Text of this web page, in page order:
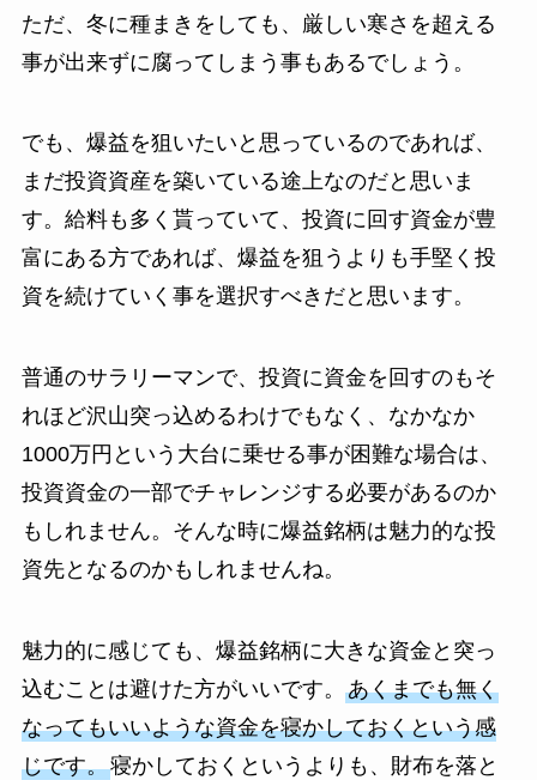
ただ、冬に種まきをしても、厳しい寒さを超える
事が出来ずに腐ってしまう事もあるでしょう。
でも、爆益を狙いたいと思っているのであれば、
まだ投資資産を築いている途上なのだと思いま
す。給料も多く貰っていて、投資に回す資金が豊
富にある方であれば、爆益を狙うよりも手堅く投
資を続けていく事を選択すべきだと思います。
普通のサラリーマンで、投資に資金を回すのもそ
れほど沢山突っ込めるわけでもなく、なかなか
1000万円という大台に乗せる事が困難な場合は、
投資資金の一部でチャレンジする必要があるのか
もしれません。そんな時に爆益銘柄は魅力的な投
資先となるのかもしれませんね。
魅力的に感じても、爆益銘柄に大きな資金と突っ
込むことは避けた方がいいです。 あくまでも無く
なってもいいような資金を寝かしておくという感
じです。寝かしておくというよりも、財布を落と